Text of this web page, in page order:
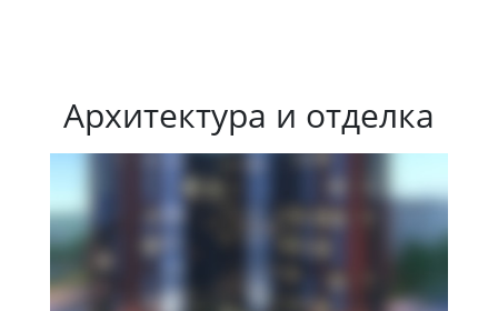
Архитектура и отделка